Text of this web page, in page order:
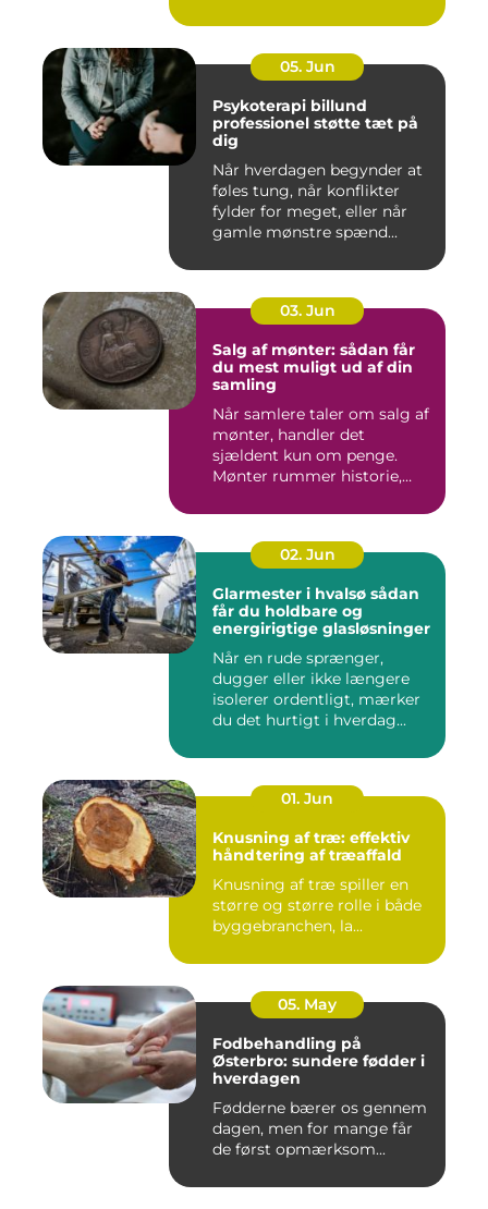
05. Jun
Psykoterapi billund
professionel støtte tæt på
dig
Når hverdagen begynder at
føles tung, når konflikter
fylder for meget, eller når
gamle mønstre spænd...
03. Jun
Salg af mønter: sådan får
du mest muligt ud af din
samling
Når samlere taler om salg af
mønter, handler det
sjældent kun om penge.
Mønter rummer historie,
02. Jun
Glarmester i hvalsø sådan
får du holdbare og
energirigtige glasløsninger
Når en rude sprænger,
dugger eller ikke længere
isolerer ordentligt, mærker
du det hurtigt i hverdag...
01. Jun
Knusning af træ: effektiv
håndtering af træaffald
Knusning af træ spiller en
større og større rolle i både
byggebranchen, la...
05. May
Fodbehandling på
Østerbro: sundere fødder i
hverdagen
Fødderne bærer os gennem
dagen, men for mange får
de først opmærksom...